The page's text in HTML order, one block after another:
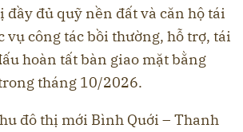
đủ quỹ nền đất và căn hộ tái
vụ công tác bồi thường, hỗ trợ, tái
hoàn tất bàn giao mặt bằng
tháng 10/2026.
đô thị mới Bình Quới – Thanh